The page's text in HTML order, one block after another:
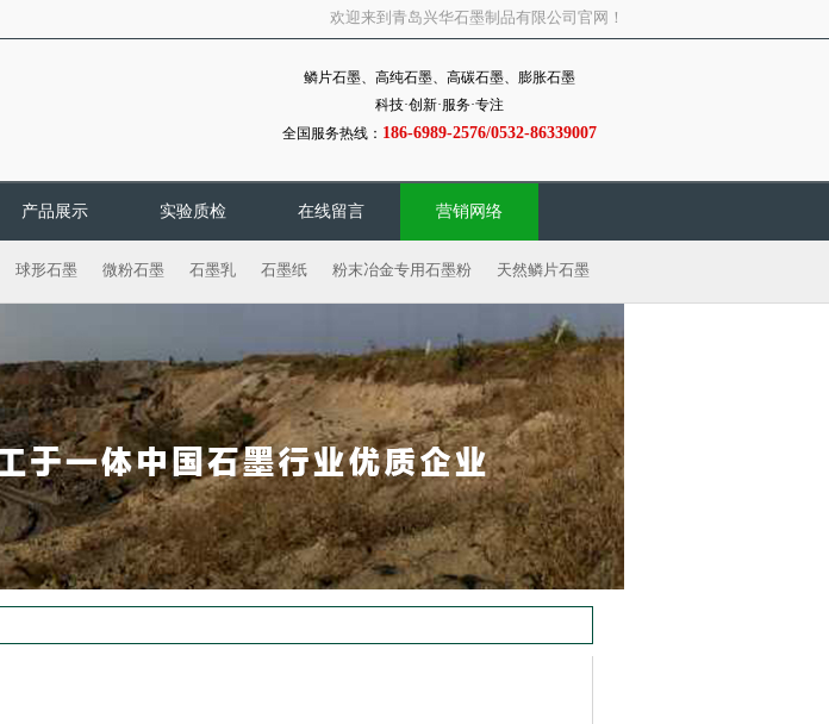
欢迎来到青岛兴华石墨制品有限公司官网！
鳞片石墨、高纯石墨、高碳石墨、膨胀石墨
科技·创新·服务·专注
全国服务热线： 186-6989-2576/0532-86339007
产品展示 实验质检 在线留言 营销网络
球形石墨 微粉石墨 石墨乳 石墨纸 粉末冶金专用石墨粉 天然鳞片石墨